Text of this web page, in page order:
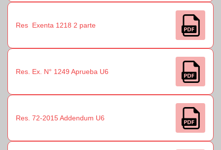
Res Exenta 1218 2 parte
Res. Ex. N° 1249 Aprueba U6
Res. 72-2015 Addendum U6